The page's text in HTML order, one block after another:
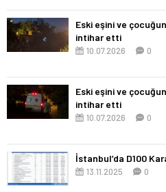
Eski eşini ve
intihar etti
10.07.2026 0
Eski eşini ve
intihar etti
10.07.2026 0
İstanbul’da D100
13.11.2025 0